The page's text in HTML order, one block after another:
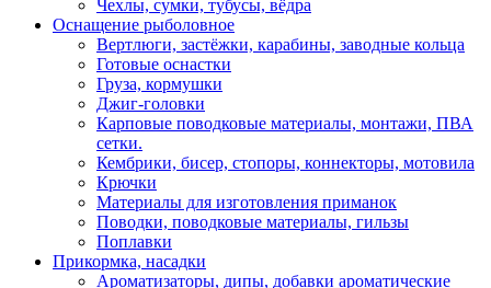
Чехлы, сумки, тубусы, вёдра
Оснащение рыболовное
Вертлюги, застёжки, карабины, заводные кольца
Готовые оснастки
Груза, кормушки
Джиг-головки
Карповые поводковые материалы, монтажи, ПВА
сетки.
Кембрики, бисер, стопоры, коннекторы, мотовила
Крючки
Материалы для изготовления приманок
Поводки, поводковые материалы, гильзы
Поплавки
Прикормка, насадки
Ароматизаторы, дипы, добавки ароматические